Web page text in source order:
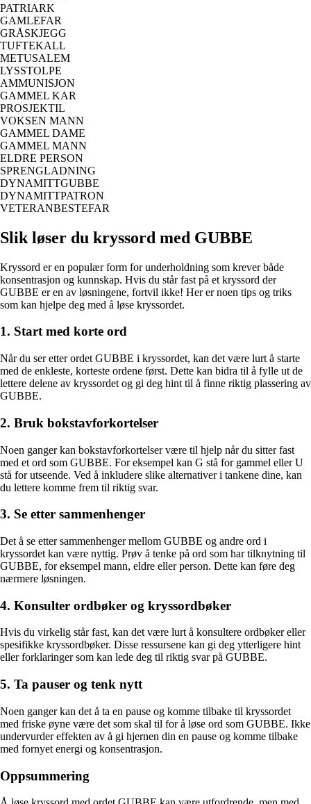
PATRIARK
GAMLEFAR
GRÅSKJEGG
TUFTEKALL
METUSALEM
LYSSTOLPE
AMMUNISJON
GAMMEL KAR
PROSJEKTIL
VOKSEN MANN
GAMMEL DAME
GAMMEL MANN
ELDRE PERSON
SPRENGLADNING
DYNAMITTGUBBE
DYNAMITTPATRON
VETERANBESTEFAR
Slik løser du kryssord med GUBBE
Kryssord er en populær form for underholdning som krever både
konsentrasjon og kunnskap. Hvis du står fast på et kryssord der
GUBBE er en av løsningene, fortvil ikke! Her er noen tips og triks
som kan hjelpe deg med å løse kryssordet.
1. Start med korte ord
Når du ser etter ordet GUBBE i kryssordet, kan det være lurt å starte
med de enkleste, korteste ordene først. Dette kan bidra til å fylle ut de
lettere delene av kryssordet og gi deg hint til å finne riktig plassering av
GUBBE.
2. Bruk bokstavforkortelser
Noen ganger kan bokstavforkortelser være til hjelp når du sitter fast
med et ord som GUBBE. For eksempel kan G stå for gammel eller U
stå for utseende. Ved å inkludere slike alternativer i tankene dine, kan
du lettere komme frem til riktig svar.
3. Se etter sammenhenger
Det å se etter sammenhenger mellom GUBBE og andre ord i
kryssordet kan være nyttig. Prøv å tenke på ord som har tilknytning til
GUBBE, for eksempel mann, eldre eller person. Dette kan føre deg
nærmere løsningen.
4. Konsulter ordbøker og kryssordbøker
Hvis du virkelig står fast, kan det være lurt å konsultere ordbøker eller
spesifikke kryssordbøker. Disse ressursene kan gi deg ytterligere hint
eller forklaringer som kan lede deg til riktig svar på GUBBE.
5. Ta pauser og tenk nytt
Noen ganger kan det å ta en pause og komme tilbake til kryssordet
med friske øyne være det som skal til for å løse ord som GUBBE. Ikke
undervurder effekten av å gi hjernen din en pause og komme tilbake
med fornyet energi og konsentrasjon.
Oppsummering